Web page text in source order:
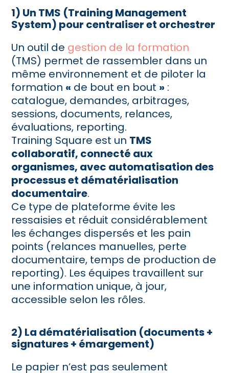
1) Un TMS (Training Management
System) pour centraliser et orchestrer
Un outil de gestion de la formation
(TMS) permet de rassembler dans un
même environnement et de piloter la
formation « de bout en bout » :
catalogue, demandes, arbitrages,
sessions, documents, relances,
évaluations, reporting.
Training Square est un TMS
collaboratif, connecté aux
organismes, avec automatisation des
processus et dématérialisation
documentaire.
Ce type de plateforme évite les
ressaisies et réduit considérablement
les échanges dispersés et les pain
points (relances manuelles, perte
documentaire, temps de production de
reporting). Les équipes travaillent sur
une information unique, à jour,
accessible selon les rôles.
2) La dématérialisation (documents +
signatures + émargement)
Le papier n’est pas seulement